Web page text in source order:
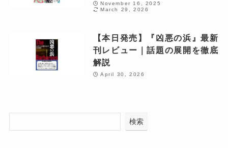
November 16, 2025
March 29, 2026
【本日発売】『凶悪の浜』最新
刊レビュー｜話題の展開を徹底
解説
April 30, 2026
検索